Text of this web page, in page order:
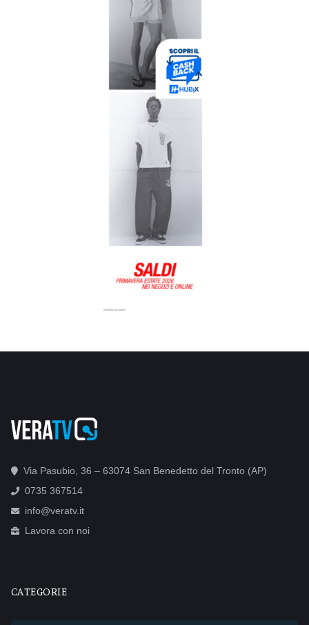
Via Pasubio, 36 – 63074 San Benedetto del Tronto (AP)
0735 367514
info@veratv.it
Lavora con noi
CATEGORIE